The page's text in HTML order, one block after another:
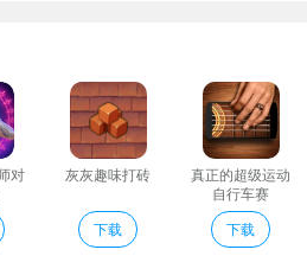
船员通过做任务逼出内鬼在内鬼行动
是必要的牺牲。
两种方式一种是在游戏开始的大厅里
友被发现后可以开启紧急呼叫。
戏很轻松这很好的兼顾了玩家在做任
是否有人靠近。
在太空中完成通往终点的艰难旅程不
对
灰灰趣味打砖
下载
真正的超级运动
自行车赛
下载